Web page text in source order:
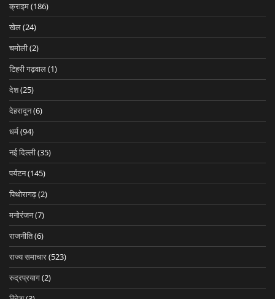
क्राइम(186)
खेल(24)
चमोली(2)
टिहरी गढ़वाल(1)
देश(25)
देहरादून(6)
धर्म(94)
नई दिल्ली(35)
पर्यटन(145)
पिथोरागढ़(2)
मनोरंजन(7)
राजनीति(6)
राज्य समाचार(523)
रुद्रप्रयाग(2)